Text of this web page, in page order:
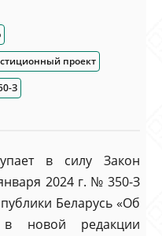
проект
З
в силу Закон
2024 г. № 350-З
Беларусь «Об
в новой редакции